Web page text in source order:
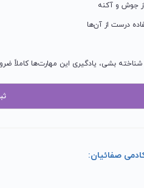
از جوش و آکنه
درست از آن‌ها
بشی، یادگیری این مهارت‌ها کاملاً
صفائیان: